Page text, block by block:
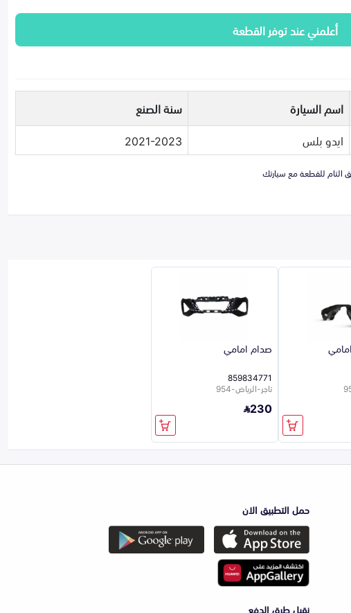
أعلمني عند توفر القطعة
اسم السيارة
سنة الصنع
ايدو بلس 2021-2023
صدام امامي
859834771
تاجر-الرياض-954
230
حمل التطبيق الان
نقبل طرق الدفع